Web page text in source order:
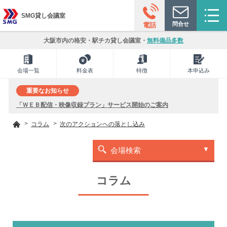
電話 問合せ
SMG貸し会議室
大阪市内の格安・駅チカ貸し会議室・ 無料備品多数
会場一覧 料金表 特徴 本申込み
重要なお知らせ
「ＷＥＢ配信・映像収録プラン」サービス開始のご案内
コラム 次のアクションへの落とし込み
会場検索
コラム